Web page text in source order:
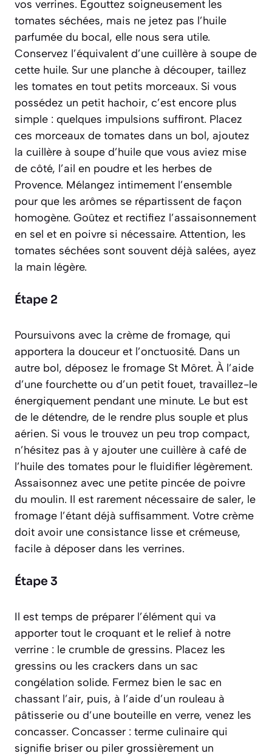
vos verrines. Égouttez soigneusement les
tomates séchées, mais ne jetez pas l’huile
parfumée du bocal, elle nous sera utile.
Conservez l’équivalent d’une cuillère à soupe de
cette huile. Sur une planche à découper, taillez
les tomates en tout petits morceaux. Si vous
possédez un petit hachoir, c’est encore plus
simple : quelques impulsions suffiront. Placez
ces morceaux de tomates dans un bol, ajoutez
la cuillère à soupe d’huile que vous aviez mise
de côté, l’ail en poudre et les herbes de
Provence. Mélangez intimement l’ensemble
pour que les arômes se répartissent de façon
homogène. Goûtez et rectifiez l’assaisonnement
en sel et en poivre si nécessaire. Attention, les
tomates séchées sont souvent déjà salées, ayez
la main légère.
Étape 2
Poursuivons avec la crème de fromage, qui
apportera la douceur et l’onctuosité. Dans un
autre bol, déposez le fromage St Môret. À l’aide
d’une fourchette ou d’un petit fouet, travaillez-le
énergiquement pendant une minute. Le but est
de le détendre, de le rendre plus souple et plus
aérien. Si vous le trouvez un peu trop compact,
n’hésitez pas à y ajouter une cuillère à café de
l’huile des tomates pour le fluidifier légèrement.
Assaisonnez avec une petite pincée de poivre
du moulin. Il est rarement nécessaire de saler, le
fromage l’étant déjà suffisamment. Votre crème
doit avoir une consistance lisse et crémeuse,
facile à déposer dans les verrines.
Étape 3
Il est temps de préparer l’élément qui va
apporter tout le croquant et le relief à notre
verrine : le crumble de gressins. Placez les
gressins ou les crackers dans un sac
congélation solide. Fermez bien le sac en
chassant l’air, puis, à l’aide d’un rouleau à
pâtisserie ou d’une bouteille en verre, venez les
concasser. Concasser : terme culinaire qui
signifie briser ou piler grossièrement un